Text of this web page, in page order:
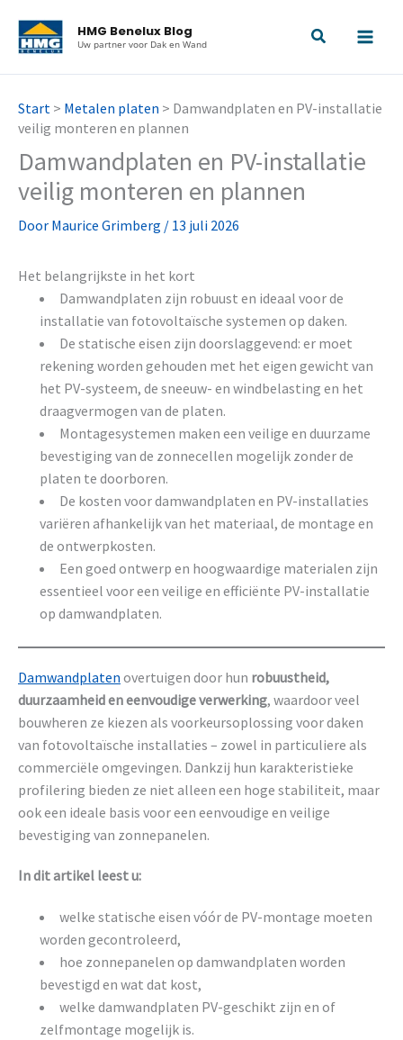
naar
inhoud
HMG Benelux Blog
Uw partner voor Dak en Wand
Start > Metalen platen > Damwandplaten en PV-installatie
veilig monteren en plannen
Damwandplaten en PV-installatie
veilig monteren en plannen
Door Maurice Grimberg / 13 juli 2026
Het belangrijkste in het kort
Damwandplaten zijn robuust en ideaal voor de
installatie van fotovoltaïsche systemen op daken.
De statische eisen zijn doorslaggevend: er moet
rekening worden gehouden met het eigen gewicht van
het PV-systeem, de sneeuw- en windbelasting en het
draagvermogen van de platen.
Montagesystemen maken een veilige en duurzame
bevestiging van de zonnecellen mogelijk zonder de
platen te doorboren.
De kosten voor damwandplaten en PV-installaties
variëren afhankelijk van het materiaal, de montage en
de ontwerpkosten.
Een goed ontwerp en hoogwaardige materialen zijn
essentieel voor een veilige en efficiënte PV-installatie
op damwandplaten.
Damwandplaten overtuigen door hun robuustheid,
duurzaamheid en eenvoudige verwerking, waardoor veel
bouwheren ze kiezen als voorkeursoplossing voor daken
van fotovoltaïsche installaties – zowel in particuliere als
commerciële omgevingen. Dankzij hun karakteristieke
profilering bieden ze niet alleen een hoge stabiliteit, maar
ook een ideale basis voor een eenvoudige en veilige
bevestiging van zonnepanelen.
In dit artikel leest u:
welke statische eisen vóór de PV-montage moeten
worden gecontroleerd,
hoe zonnepanelen op damwandplaten worden
bevestigd en wat dat kost,
welke damwandplaten PV-geschikt zijn en of
zelfmontage mogelijk is.